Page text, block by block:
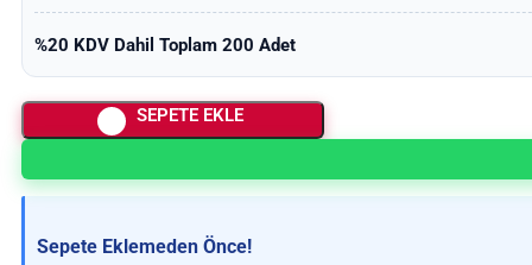
%20 KDV Dahil Toplam 200 Adet
SEPETE EKLE
Sepete Eklemeden Önce!